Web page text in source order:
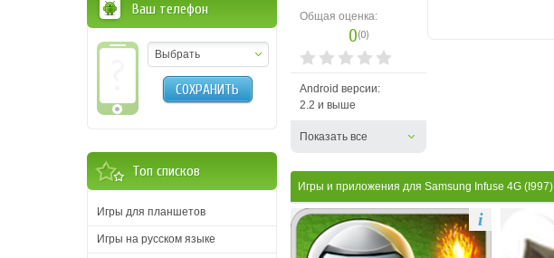
Общая оценка:
0(0)
Android версии:
2.2 и выше
Показать все
Игры и приложения для Samsung Infuse 4G (I997)
i
Ваш телефон
Выбрать
СОХРАНИТЬ
Топ списков
Игры для планшетов
Игры на русском языке